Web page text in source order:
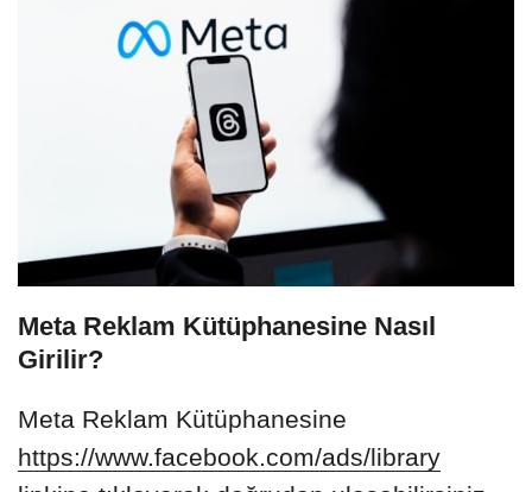
Meta Reklam Kütüphanesine Nasıl
Girilir?
Meta Reklam Kütüphanesine
https://www.facebook.com/ads/library